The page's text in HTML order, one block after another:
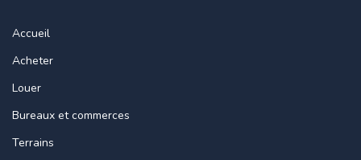
Accueil
Acheter
Louer
Bureaux et commerces
Terrains